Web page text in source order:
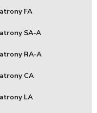
FA
SA-A
RA-A
CA
LA